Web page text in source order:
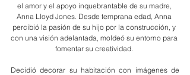
el amor y el apoyo inquebrantable de su madre,
Anna Lloyd Jones. Desde temprana edad, Anna
percibió la pasión de su hijo por la construcción, y
con una visión adelantada, moldeó su entorno para
fomentar su creatividad.
Decidió decorar su habitación con imágenes de